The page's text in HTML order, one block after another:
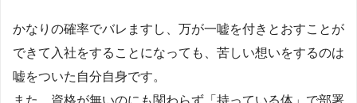
かなりの確率でバレますし、万が一嘘を付きとおすことが
できて入社をすることになっても、苦しい想いをするのは
嘘をついた自分自身です。
また、資格が無いのにも関わらず「持っている体」で部署